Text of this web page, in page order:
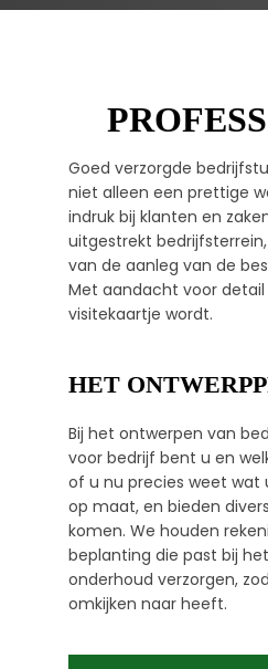
Goed verzorgde
niet alleen een prettige
indruk bij klanten en
uitgestrekt
van de aanleg van de
Met aandacht voor
visitekaartje wordt.
HET
Bij het ontwerpen van
voor bedrijf bent u en
of u nu precies weet wat
op maat, en bieden
komen. We houden
beplanting die past bij
onderhoud verzorgen,
omkijken naar heeft.